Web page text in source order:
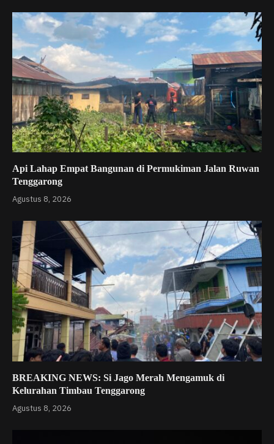
Api Lahap Empat Bangunan di Permukiman Jalan Ruwan
Tenggarong
Agustus 8, 2026
BREAKING NEWS: Si Jago Merah Mengamuk di
Kelurahan Timbau Tenggarong
Agustus 8, 2026